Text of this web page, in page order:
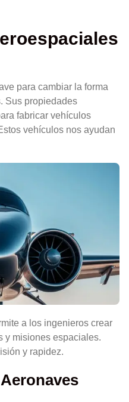
para cambiar la forma
Sus propiedades
fabricar vehículos
vehículos nos ayudan
a los ingenieros crear
y misiones espaciales.
y rapidez.